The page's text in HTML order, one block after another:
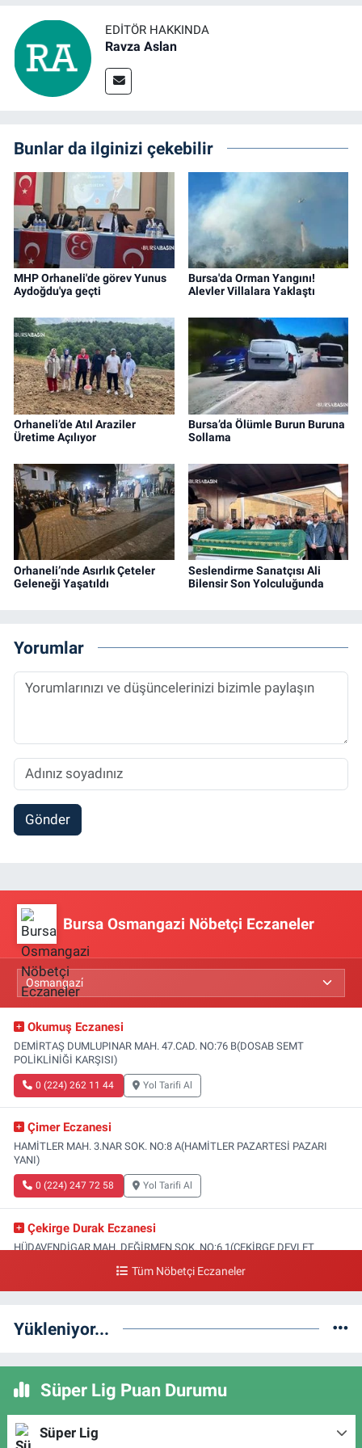
EDITÖR HAKKINDA
Ravza Aslan
Bunlar da ilginizi çekebilir
MHP Orhaneli'de görev Yunus
Aydoğdu'ya geçti
Bursa'da Orman Yangını!
Alevler Villalara Yaklaştı
Orhaneli’de Atıl Araziler
Üretime Açılıyor
Bursa’da Ölümle Burun Buruna
Sollama
Orhaneli’nde Asırlık Çeteler
Geleneği Yaşatıldı
Seslendirme Sanatçısı Ali
Bilensir Son Yolculuğunda
Yorumlar
Gönder
Bursa Osmangazi Nöbetçi Eczaneler
Okumuş Eczanesi
DEMİRTAŞ DUMLUPINAR MAH. 47.CAD. NO:76 B(DOSAB SEMT
POLİKLİNİĞİ KARŞISI)
0 (224) 262 11 44 Yol Tarifi Al
Çimer Eczanesi
HAMİTLER MAH. 3.NAR SOK. NO:8 A(HAMİTLER PAZARTESİ PAZARI
YANI)
0 (224) 247 72 58 Yol Tarifi Al
Çekirge Durak Eczanesi
HÜDAVENDİGAR MAH. DEĞİRMEN SOK. NO:6 1(ÇEKİRGE DEVLET
Engin Eczanesi
0 (224) 232 04 02 Yol Tarifi Al
Altınoluk Eczanesi
Tüm Nöbetçi Eczaneler
Yükleniyor...
Süper Lig Puan Durumu
Süper Lig